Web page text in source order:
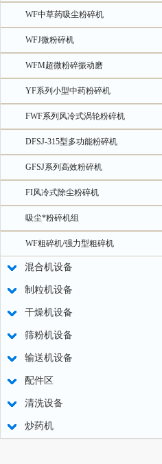
WF中草药吸尘粉碎机
WFJ微粉碎机
WFM超微粉碎振动磨
YF系列小型中药粉碎机
FWF系列风冷式涡轮粉碎机
DFSJ-315型多功能粉碎机
GFSJ系列高效粉碎机
FI风冷式除尘粉碎机
吸尘*粉碎机组
WF粗碎机/强力型粗碎机
混合机设备
制粒机设备
干燥机设备
筛粉机设备
输送机设备
配件区
清洗设备
炒药机